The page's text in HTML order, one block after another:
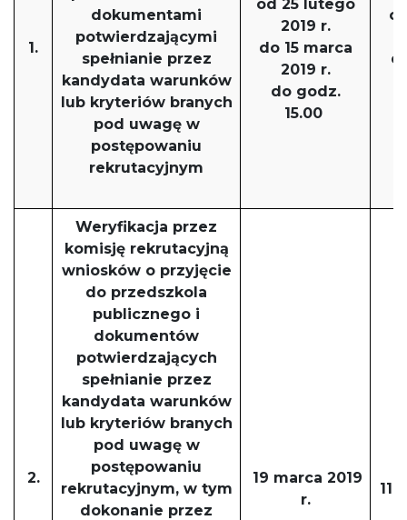
1.
dokumentami
potwierdzającymi
spełnianie przez
kandydata warunków
lub kryteriów branych
pod uwagę w
postępowaniu
rekrutacyjnym
od 25 lutego
2019 r.
do 15 marca
2019 r.
do godz.
15.00
2.
Weryfikacja przez
komisję rekrutacyjną
wniosków o przyjęcie
do przedszkola
publicznego i
dokumentów
potwierdzających
spełnianie przez
kandydata warunków
lub kryteriów branych
pod uwagę w
postępowaniu
rekrutacyjnym, w tym
dokonanie przez
19 marca 2019
r.
11